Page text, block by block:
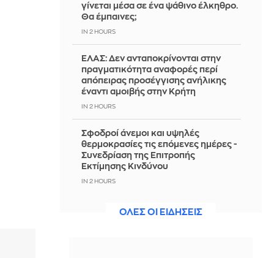
γίνεται μέσα σε ένα ψάθινο έλκηθρο.
Θα έμπαινες;
IN 2 HOURS
ΕΛΑΣ: Δεν ανταποκρίνονται στην
πραγματικότητα αναφορές περί
απόπειρας προσέγγισης ανήλικης
έναντι αμοιβής στην Κρήτη
IN 2 HOURS
Σφοδροί άνεμοι και υψηλές
θερμοκρασίες τις επόμενες ημέρες -
Συνεδρίαση της Επιτροπής
Εκτίμησης Κινδύνου
IN 2 HOURS
Οδηγούσε μεθυσμένος στο Αγρίνιο -
ΟΛΕΣ ΟΙ ΕΙΔΗΣΕΙΣ